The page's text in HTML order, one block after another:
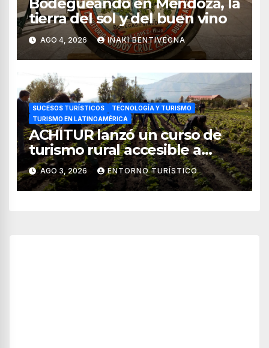
tierra del sol y del buen vino
AGO 4, 2026 IÑAKI BENTIVEGNA
SUCESOS TURÍSTICOS
TECNOLOGÍA Y TURISMO
TURISMO EN LATINOAMÉRICA
ACHITUR lanzó un curso de
turismo rural accesible a
través de WhatsApp
AGO 3, 2026 ENTORNO TURÍSTICO